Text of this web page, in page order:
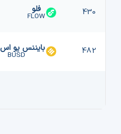
430 فلو
FLOW
482 بایننس یو
BUSD